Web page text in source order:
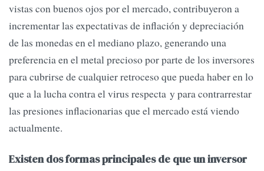
vistas con buenos ojos por el mercado, contribuyeron a
incrementar las expectativas de inflación y depreciación
de las monedas en el mediano plazo, generando una
preferencia en el metal precioso por parte de los inversores
para cubrirse de cualquier retroceso que pueda haber en lo
que a la lucha contra el virus respecta y para contrarrestar
las presiones inflacionarias que el mercado está viendo
actualmente.
Existen dos formas principales de que un inversor